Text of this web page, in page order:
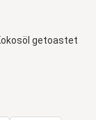
getoastet